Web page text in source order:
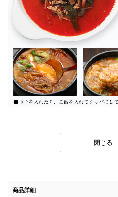
閉じる
商品詳細